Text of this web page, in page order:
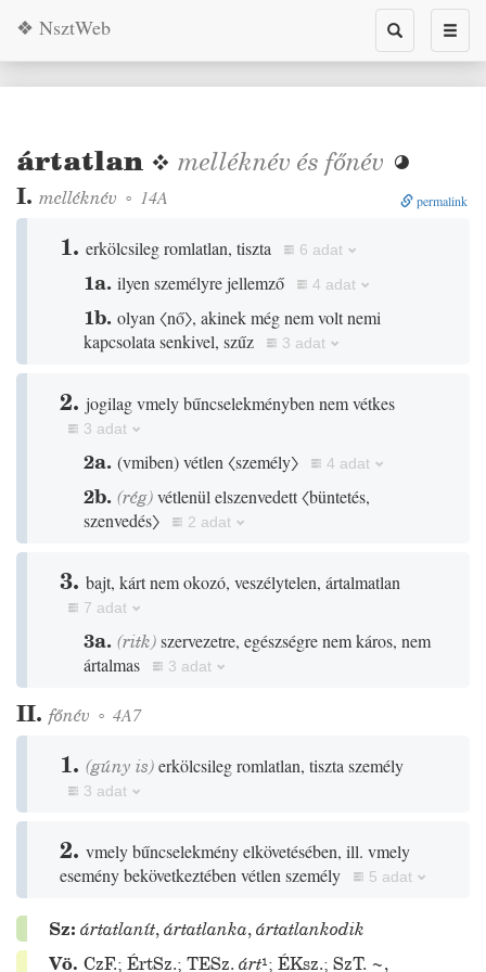
Toggle
search
❖ NsztWeb
ártatlan ❖ melléknév és főnév 
permalink
I. melléknév ◦ 14A
1. erkölcsileg romlatlan, tiszta 6 adat
1a. ilyen személyre jellemző 4 adat
1b. olyan 〈nő〉, akinek még nem volt nemi
kapcsolata senkivel, szűz
3 adat
2. jogilag vmely bűncselekményben nem vétkes
3 adat
2a. (vmiben)vétlen 〈személy〉 4 adat
2b. (rég)vétlenül elszenvedett〈büntetés,
szenvedés〉
2 adat
3. bajt, kárt nem okozó, veszélytelen, ártalmatlan
7 adat
3a. (ritk)szervezetre, egészségre nem káros, nem
ártalmas
3 adat
II. főnév ◦ 4A7
1. (gúny is)erkölcsileg romlatlan, tiszta személy
3 adat
2. vmely bűncselekmény elkövetésében, ill. vmely
esemény bekövetkeztében vétlen személy
5 adat
Sz: ártatlanít,ártatlanka,ártatlankodik
Vö. CzF.; ÉrtSz.; TESz. árt¹; ÉKsz.; SzT. ~,